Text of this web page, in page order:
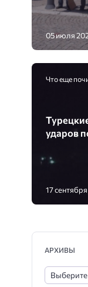
05 июля
Что еще
ударов
17
АРХИВЫ